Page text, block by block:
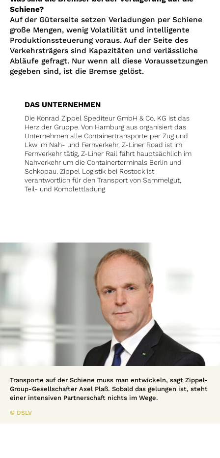
Schiene?
Auf der Güterseite setzen Verladungen per Schiene
große Mengen, wenig Volatilität und intelligente
Produktionssteuerung voraus. Auf der Seite des
Verkehrsträgers sind Kapazitäten und verlässliche
Abläufe gefragt. Nur wenn all diese Voraussetzungen
gegeben sind, ist die Bremse gelöst.
DAS UNTERNEHMEN
Die Konrad Zippel Spediteur GmbH & Co. KG ist das
Herz der Gruppe. Von Hamburg aus organisiert das
Unternehmen alle Containertransporte per Zug und
Lkw im Nah- und Fernverkehr. Z-Liner Road ist im
Fernverkehr tätig, Z-Liner Rail fährt hauptsächlich im
Nahverkehr um die Containerterminals Berlin und
Schkopau. Zippel Logistik bei Rostock ist
verantwortlich für den Transport von Sammelgut,
Teil- und Komplettladung.
Transporte auf der Schiene muss man entwickeln, sagt Zippel-
Group-Gesellschafter Axel Plaß. Sobald das gelungen ist, steht
einer intensiven Partnerschaft nichts im Wege.
© DSLV